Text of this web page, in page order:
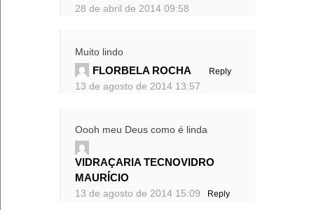
28 de abril de 2014 09:58
Muito lindo
FLORBELA ROCHA
13 de agosto de 2014 13:57
Reply
Oooh meu Deus como é linda
VIDRAÇARIA TECNOVIDRO
MAURÍCIO
13 de agosto de 2014 15:09 Reply